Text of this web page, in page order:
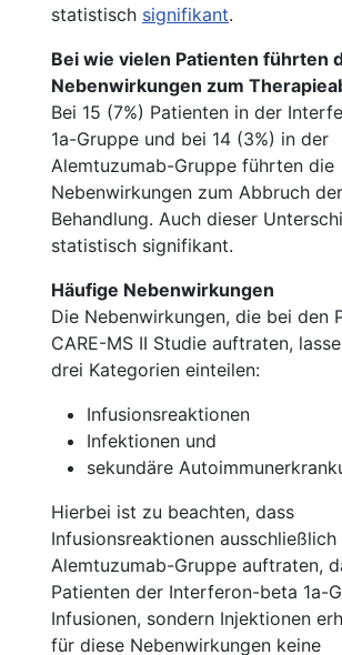
statistisch signifikant.
Bei wie vielen Patienten führten
Nebenwirkungen zum
Bei 15 (7%) Patienten in der
1a-Gruppe und bei 14 (3%) in der
Alemtuzumab-Gruppe führten die
Nebenwirkungen zum Abbruch der
Behandlung. Auch dieser
statistisch signifikant.
Häufige Nebenwirkungen
Die Nebenwirkungen, die bei den
CARE-MS II Studie auftraten,
drei Kategorien einteilen:
Infusionsreaktionen
Infektionen und
sekundäre
Hierbei ist zu beachten, dass
Infusionsreaktionen
Alemtuzumab-Gruppe auftraten,
Patienten der Interferon-beta 1a-
Infusionen, sondern Injektionen
für diese Nebenwirkungen keine